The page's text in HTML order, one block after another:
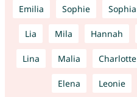
Emilia Sophie Sophia
Lia Mila Hannah
Lina Malia Charlotte
Elena Leonie